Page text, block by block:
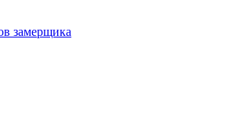
замерщика